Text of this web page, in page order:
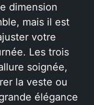
dimension
mais il est
votre
Les trois
soignée,
la veste ou
élégance